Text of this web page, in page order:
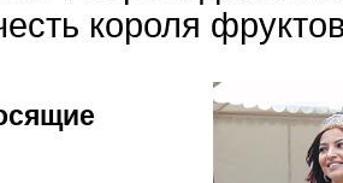
короля